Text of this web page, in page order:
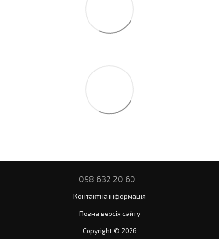
098 632 20 60
Контактна інформація
Повна версія сайту
Copyright © 2026